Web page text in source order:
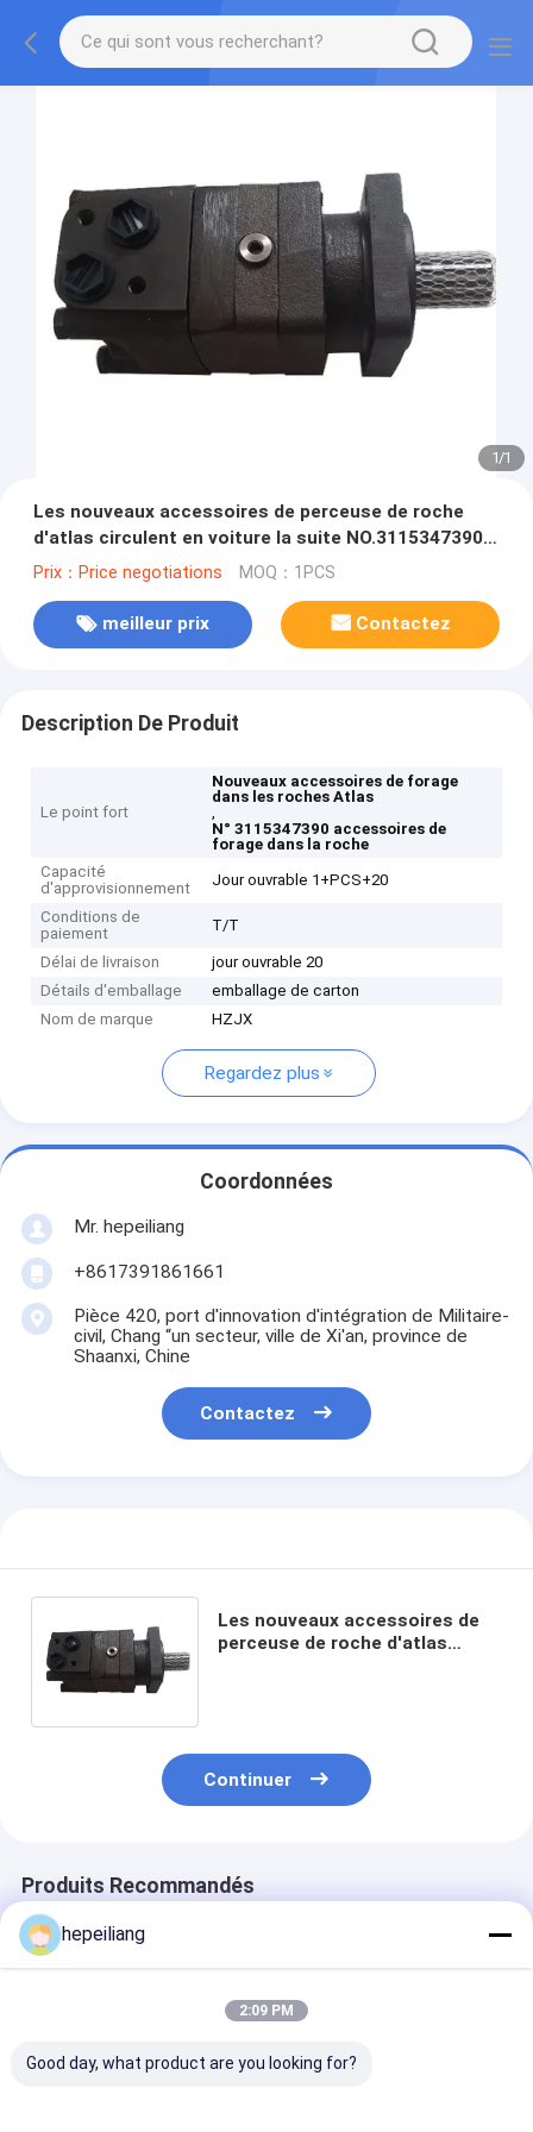
1/1
Les nouveaux accessoires de perceuse de roche
d'atlas circulent en voiture la suite NO.3115347390
de joint
Prix：Price negotiations MOQ：1PCS
meilleur prix Contactez
Description De Produit
Le point fort
Nouveaux accessoires de forage
dans les roches Atlas
,
N° 3115347390 accessoires de
forage dans la roche
Capacité
d'approvisionnement
Jour ouvrable 1+PCS+20
Conditions de
paiement
T/T
Délai de livraison
jour ouvrable 20
Détails d'emballage
emballage de carton
Nom de marque
HZJX
Regardez plus
Coordonnées
Mr. hepeiliang
+8617391861661
Pièce 420, port d'innovation d'intégration de Militaire-
civil, Chang “un secteur, ville de Xi'an, province de
Shaanxi, Chine
Contactez
Les nouveaux accessoires de
perceuse de roche d'atlas
Continuer
Produits Recommandés
hepeiliang
2:09 PM
Good day, what product are you looking for?